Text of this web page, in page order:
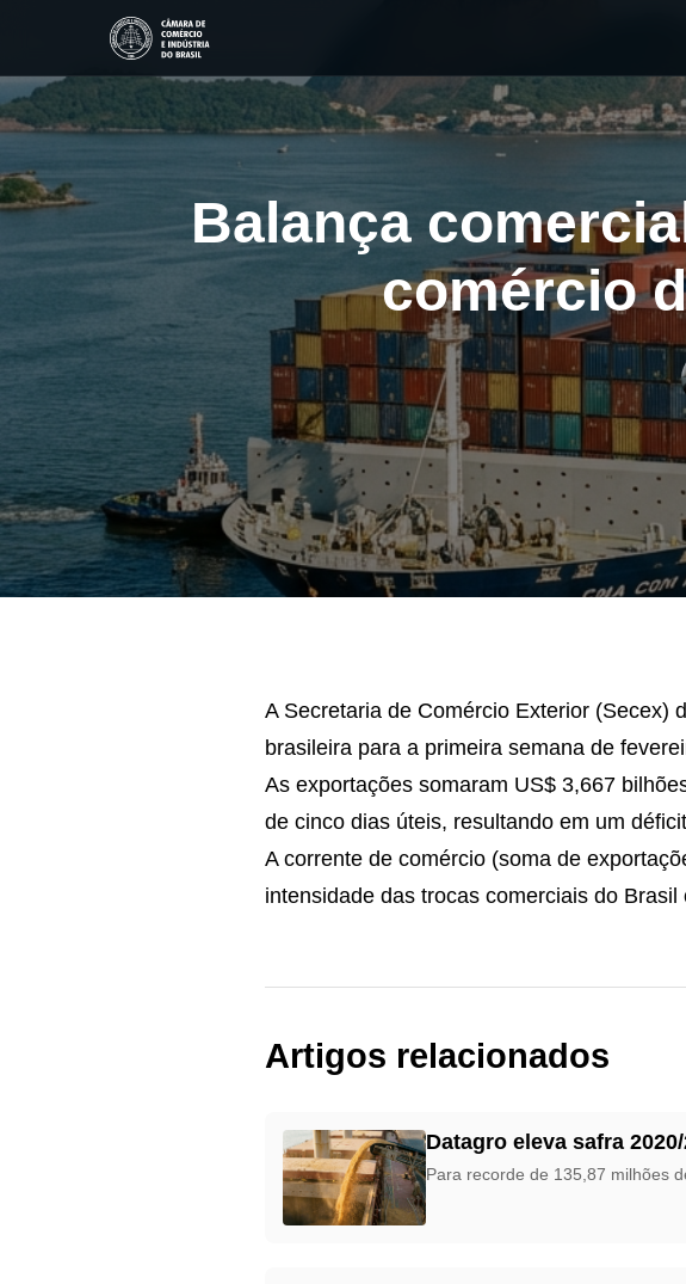
Balança
comércio
A Secretaria de Comércio Exterior (Secex)
brasileira para a primeira semana de
As exportações somaram US$ 3,667
de cinco dias úteis, resultando em um
A corrente de comércio (soma de
intensidade das trocas comerciais do
Artigos relacionados
Datagro eleva safra
Para recorde de 135,87 milhões